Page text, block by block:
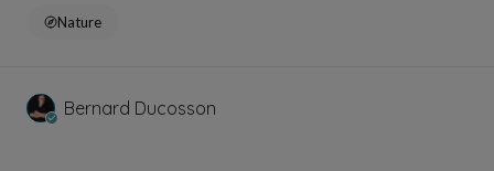
Nature
Bernard Ducosson